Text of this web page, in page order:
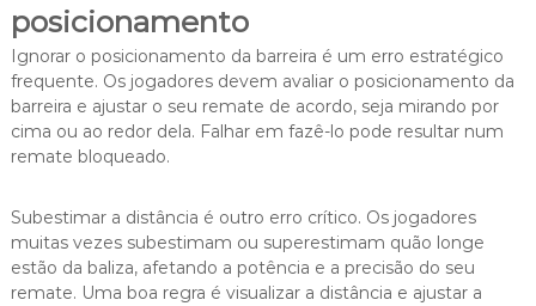
posicionamento
Ignorar o posicionamento da barreira é um erro estratégico
frequente. Os jogadores devem avaliar o posicionamento da
barreira e ajustar o seu remate de acordo, seja mirando por
cima ou ao redor dela. Falhar em fazê-lo pode resultar num
remate bloqueado.
Subestimar a distância é outro erro crítico. Os jogadores
muitas vezes subestimam ou superestimam quão longe
estão da baliza, afetando a potência e a precisão do seu
remate. Uma boa regra é visualizar a distância e ajustar a